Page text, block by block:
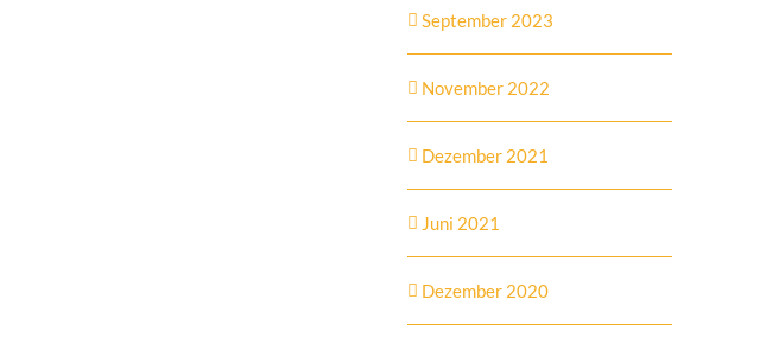
September 2023
November 2022
Dezember 2021
Juni 2021
Dezember 2020